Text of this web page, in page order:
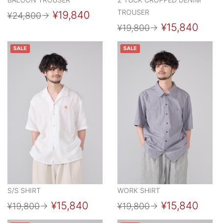
¥24,800→ ¥19,840
TROUSER
¥19,800→ ¥15,840
SALE
S/S SHIRT
¥19,800→ ¥15,840
SALE
WORK SHIRT
¥19,800→ ¥15,840